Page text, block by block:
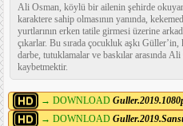
Ali Osman, köylü bir ailenin şehirde
karaktere sahip olmasının yanında,
yurtlarının erken tatile girmesi üzerine
çıkarlar. Bu sırada çocukluk aşkı
darbe, tutuklamalar ve baskılar arasında
kaybetmektir.
→ DOWNLOAD
→ DOWNLOAD